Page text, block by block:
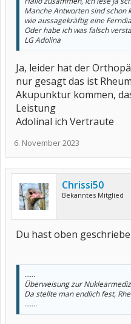
Manche Antworten sind schon
wie aussagekräftig eine
Oder habe ich was falsch
LG Adolina
Ja, leider hat der
nur gesagt das ist
Akupunktur kommen,
Leistung
Adolinal ich Vertraute
6. November 2023
Chrissi50
Bekanntes Mitglied
Du hast oben
......
Überweisung zur
Da stellte man endlich fest,
.......